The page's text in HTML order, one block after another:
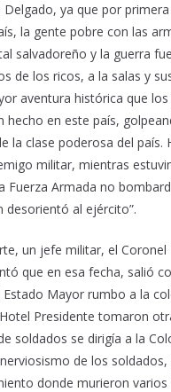
Delgado, ya que por
la gente pobre con las
salvadoreño y la guerra
de los ricos, a la salas y
aventura histórica que
hecho en este país,
la clase poderosa del país.
militar, mientras
Fuerza Armada no
desorientó al ejército”.
un jefe militar, el Coronel
que en esa fecha, salió
Mayor rumbo a la
Presidente tomaron
soldados se dirigía a la
de los
donde murieron varios